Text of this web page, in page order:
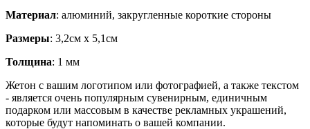
Материал: алюминий, закругленные короткие стороны
Размеры: 3,2см х 5,1см
Толщина: 1 мм
Жетон с вашим логотипом или фотографией, а также текстом
- является очень популярным сувенирным, единичным
подарком или массовым в качестве рекламных украшений,
которые будут напоминать о вашей компании.